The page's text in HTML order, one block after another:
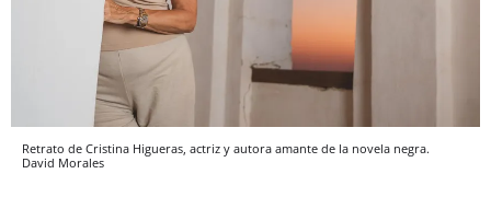
Retrato de Cristina Higueras, actriz y autora amante de la novela negra.
David Morales